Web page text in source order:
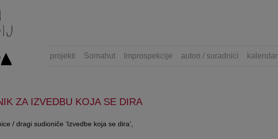
projekti Somahut Improspekcije autori / suradnici kalendar
ZA IZVEDBU KOJA SE DIRA
/ dragi sudioniče ‘Izvedbe koja se dira’,